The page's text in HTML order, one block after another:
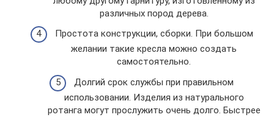
различных пород дерева.
Простота конструкции, сборки. При большом
желании такие кресла можно создать
самостоятельно.
Долгий срок службы при правильном
использовании. Изделия из натурального
ротанга могут прослужить очень долго. Быстрее